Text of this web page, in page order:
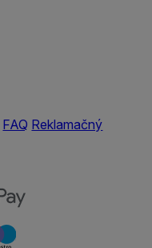
FAQ Reklamačný